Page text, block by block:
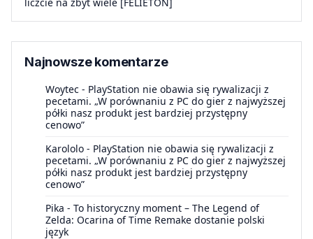
Najnowsze komentarze
Woytec - PlayStation nie obawia się rywalizacji z
pecetami. „W porównaniu z PC do gier z najwyższej
półki nasz produkt jest bardziej przystępny
cenowo”
Karololo - PlayStation nie obawia się rywalizacji z
pecetami. „W porównaniu z PC do gier z najwyższej
półki nasz produkt jest bardziej przystępny
cenowo”
Pika - To historyczny moment – The Legend of
Zelda: Ocarina of Time Remake dostanie polski
język